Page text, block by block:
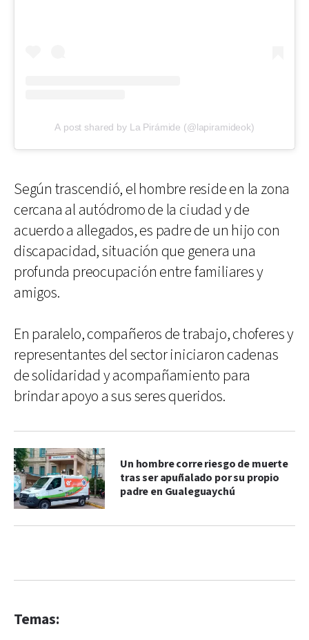
A post shared by La Pirámide (@lapiramideok)
Según trascendió, el hombre reside en la zona
cercana al autódromo de la ciudad y de
acuerdo a allegados, es padre de un hijo con
discapacidad, situación que genera una
profunda preocupación entre familiares y
amigos.
En paralelo, compañeros de trabajo, choferes y
representantes del sector iniciaron cadenas
de solidaridad y acompañamiento para
brindar apoyo a sus seres queridos.
Un hombre corre riesgo de muerte
tras ser apuñalado por su propio
padre en Gualeguaychú
Temas: